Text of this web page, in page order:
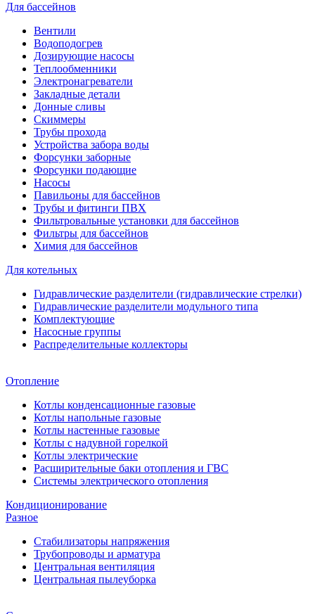
Для бассейнов
Вентили
Водоподогрев
Дозирующие насосы
Теплообменники
Электронагреватели
Закладные детали
Донные сливы
Скиммеры
Трубы прохода
Устройства забора воды
Форсунки заборные
Форсунки подающие
Насосы
Павильоны для бассейнов
Трубы и фитинги ПВХ
Фильтровальные установки для бассейнов
Фильтры для бассейнов
Химия для бассейнов
Для котельных
Гидравлические разделители (гидравлические стрелки)
Гидравлические разделители модульного типа
Комплектующие
Насосные группы
Распределительные коллекторы
Отопление
Котлы конденсационные газовые
Котлы напольные газовые
Котлы настенные газовые
Котлы с надувной горелкой
Котлы электрические
Расширительные баки отопления и ГВС
Системы электрического отопления
Кондиционирование
Разное
Стабилизаторы напряжения
Трубопроводы и арматура
Центральная вентиляция
Центральная пылеуборка